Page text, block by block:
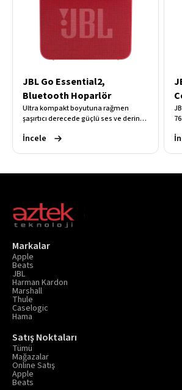
JBL Go Essential2,
Bluetooth Hoparlör
Ultra kompakt boyutuna rağmen
şaşırtıcı derecede güçlü ses ve derin
suya ve toza dayanıklı yapısıyla 5
İncele
Markalar
Apple
Beats
JBL
Harman Kardon
Marshall
Thule
Caselogic
Hama
Satış Noktaları
Tümü
Mağazalar
Online Satış
Apple
Beats